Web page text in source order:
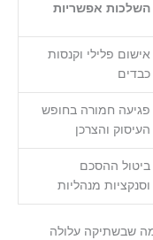
השלכות אפשריות
אישום פלילי וקנסות
כבדים
פגיעה חמורה בחופש
העיסוק והצרכן
ביטול ההסכם
וסנקציות מנהליות
שבשתיקה עלולה